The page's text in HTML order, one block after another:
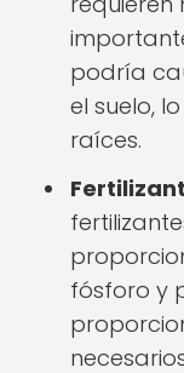
podría
el suelo,
raíces.
fósforo y